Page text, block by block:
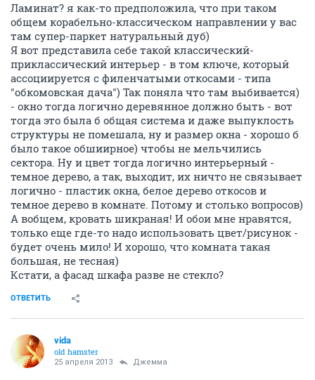
Ламинат? я как-то предположила, что при таком
общем корабельно-классическом направлении у вас
там супер-паркет натуральный дуб)
Я вот представила себе такой классический-
приклассический интерьер - в том ключе, который
ассоциируется с филенчатыми откосами - типа
"обкомовская дача") Так поняла что там выбивается)
- окно тогда логично деревянное должно быть - вот
тогда это была б общая система и даже выпуклость
структуры не помешала, ну и размер окна - хорошо б
было такое обшиирное) чтобы не мельчились
сектора. Ну и цвет тогда логично интерьерный -
темное дерево, а так, выходит, их ничто не связывает
логично - пластик окна, белое дерево откосов и
темное дерево в комнате. Потому и столько вопросов)
А вобщем, кровать шикраная! И обои мне нравятся,
только еще где-то надо использовать цвет/рисунок -
будет очень мило! И хорошо, что комната такая
большая, не тесная)
Кстати, а фасад шкафа разве не стекло?
ОТВЕТИТЬ
vida
old hamster
25 апреля 2013 Джемма